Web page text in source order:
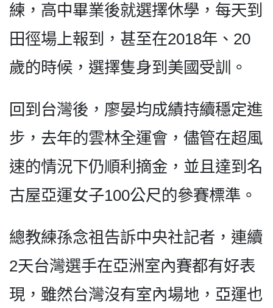
練，高中畢業後就選擇休學，每天到
田徑場上報到，甚至在2018年、20
歲的時候，選擇隻身到美國受訓。
回到台灣後，廖晏均成績持續穩定進
步，去年的雲林全運會，儘管在超風
速的情況下仍順利摘金，並且達到名
古屋亞運女子100公尺的參賽標準。
總教練孫念祖告訴中央社記者，連續
2天台灣選手在亞洲室內賽都有好表
現，雖然台灣沒有室內場地，亞運也